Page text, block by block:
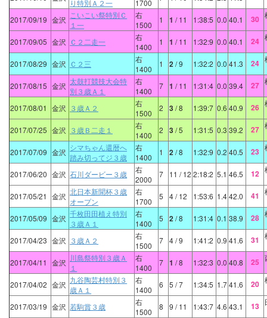
り特別Ａ２一 1700
2017/09/19 金沢 こいこい祭特別Ｃ
１一
右
1500
1 1 / 11 1:38:5 0.0 40.1 30
2017/09/05 金沢 Ｃ２二走一
右
1400
1 1 / 11 1:32:9 0.0 40.1 24
2017/08/29 金沢 Ｃ２三
右
1400
1 2/ 9 1:32:2 0.0 41.3 24
2017/08/15 金沢 太鼓打競技大会特
別３歳Ａ１
右
1400
7 1 / 11 1:31:4 0.0 39.4 27
2017/08/01 金沢 ３歳Ａ２
右
1500
2 3/ 8 1:39:7 0.6 40.9 26
2017/07/25 金沢 ３歳Ｂ二走１
右
1400
2 3/ 5 1:31:5 0.3 39.2 27
2017/07/09 金沢 シマちゃん還暦へ
踏み切ってジ３歳
右
1400
1 2/ 8 1:32:9 0.2 40.5 23
2017/06/20 金沢 石川ダービー３歳
右
2000
7 11 / 12 2:18:2 5.1 46.5 12
2017/05/21 金沢 北日本新聞杯３歳
オープン
右
1700
5 4/ 12 1:53:6 1.442.0 41
2017/05/09 金沢 千枚田田植え特別
３歳Ａ１
右
1400
5 2/ 8 1:31:4 0.1 38.9 28
2017/04/23 金沢 ３歳Ａ２
右
1500
7 4/ 9 1:41:2 0.9 41.6 31
2017/04/11 金沢 川島祭特別３歳Ａ
１
右
1400
7 1 / 8 1:32:3 0.0 40.8 25
2017/04/02 金沢 九谷陶芸村特別３
歳Ａ１
右
1400
6 5 / 7 1:34:5 1.741.6 20
2017/03/19 金沢 若駒賞３歳
右
1500
8 9 / 11 1:43:7 4.6 43.1 13